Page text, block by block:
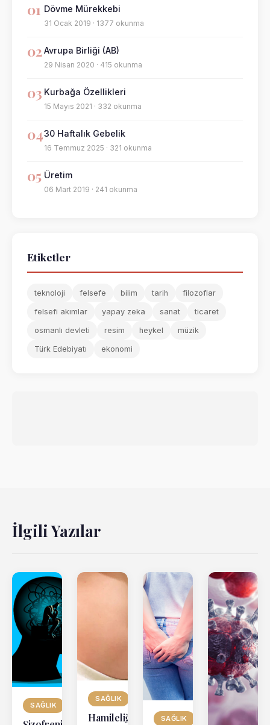
01 Dövme Mürekkebi
31 Ocak 2019 · 1377 okunma
02Avrupa Birliği (AB)
29 Nisan 2020 · 415 okunma
03 Kurbağa Özellikleri
15 Mayıs 2021 · 332 okunma
0430 Haftalık Gebelik
16 Temmuz 2025 · 321 okunma
05 Üretim
06 Mart 2019 · 241 okunma
Etiketler
teknoloji felsefe bilim tarih filozoflar
felsefi akımlar yapay zeka sanat ticaret
osmanlı devleti resim heykel müzik
Türk Edebiyatı ekonomi
İlgili Yazılar
SAĞLIK
SAĞLIK
Hamileliğin
SAĞLIK